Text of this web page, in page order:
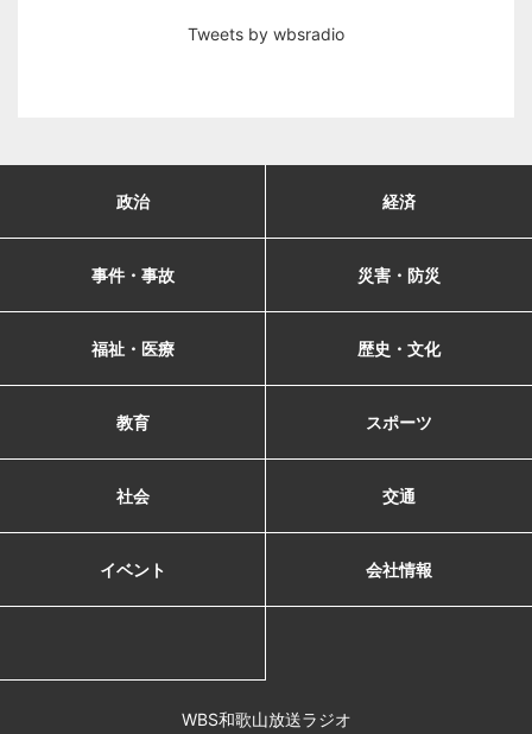
Tweets by wbsradio
政治 経済
事件・事故 災害・防災
福祉・医療 歴史・文化
教育 スポーツ
社会 交通
イベント 会社情報
WBS和歌山放送ラジオ